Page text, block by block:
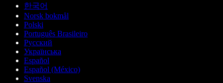
한국어
Norsk bokmål
Polski
Português Brasileiro
Русский
Українська
Español
Español (México)
Svenska